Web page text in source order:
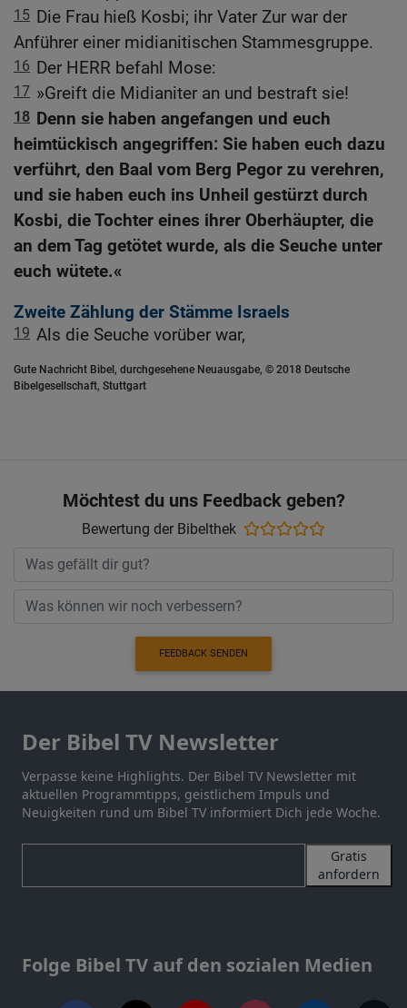
15 Die Frau hieß Kosbi; ihr Vater Zur war der
Anführer einer midianitischen Stammesgruppe.
16 Der HERR befahl Mose:
17 »Greift die Midianiter an und bestraft sie!
18 Denn sie haben angefangen und euch
heimtückisch angegriffen: Sie haben euch dazu
verführt, den Baal vom Berg Pegor zu verehren,
und sie haben euch ins Unheil gestürzt durch
Kosbi, die Tochter eines ihrer Oberhäupter, die
an dem Tag getötet wurde, als die Seuche unter
euch wütete.«
Zweite Zählung der Stämme Israels
19 Als die Seuche vorüber war,
Gute Nachricht Bibel, durchgesehene Neuausgabe, © 2018 Deutsche
Bibelgesellschaft, Stuttgart
Möchtest du uns Feedback geben?
Bewertung der Bibelthek
FEEDBACK SENDEN
Der Bibel TV Newsletter
Verpasse keine Highlights. Der Bibel TV Newsletter mit
aktuellen Programmtipps, geistlichem Impuls und
Neuigkeiten rund um Bibel TV informiert Dich jede Woche.
Gratis
anfordern
Folge Bibel TV auf den sozialen Medien